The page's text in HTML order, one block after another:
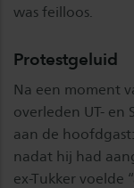
was feilloos.
Protestgeluid
Na een moment
overleden UT- en
aan de
nadat hij had
ex-Tukker voelde